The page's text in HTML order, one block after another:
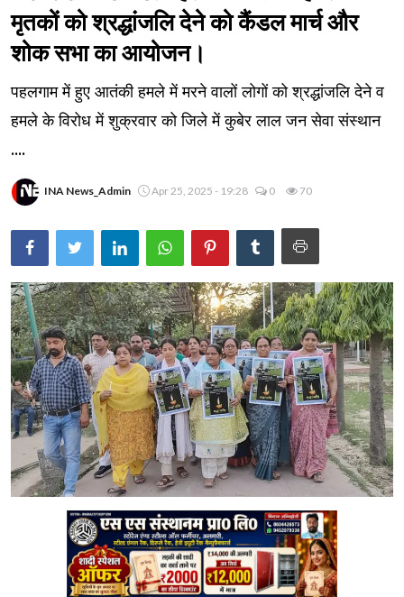
मृतकों को श्रद्धांजलि देने को कैंडल मार्च और
शोक सभा का आयोजन।
पहलगाम में हुए आतंकी हमले में मरने वालों लोगों को श्रद्धांजलि देने व
हमले के विरोध में शुक्रवार को जिले में कुबेर लाल जन सेवा संस्थान
....
INA News_Admin Apr 25, 2025 - 19:28 0 70